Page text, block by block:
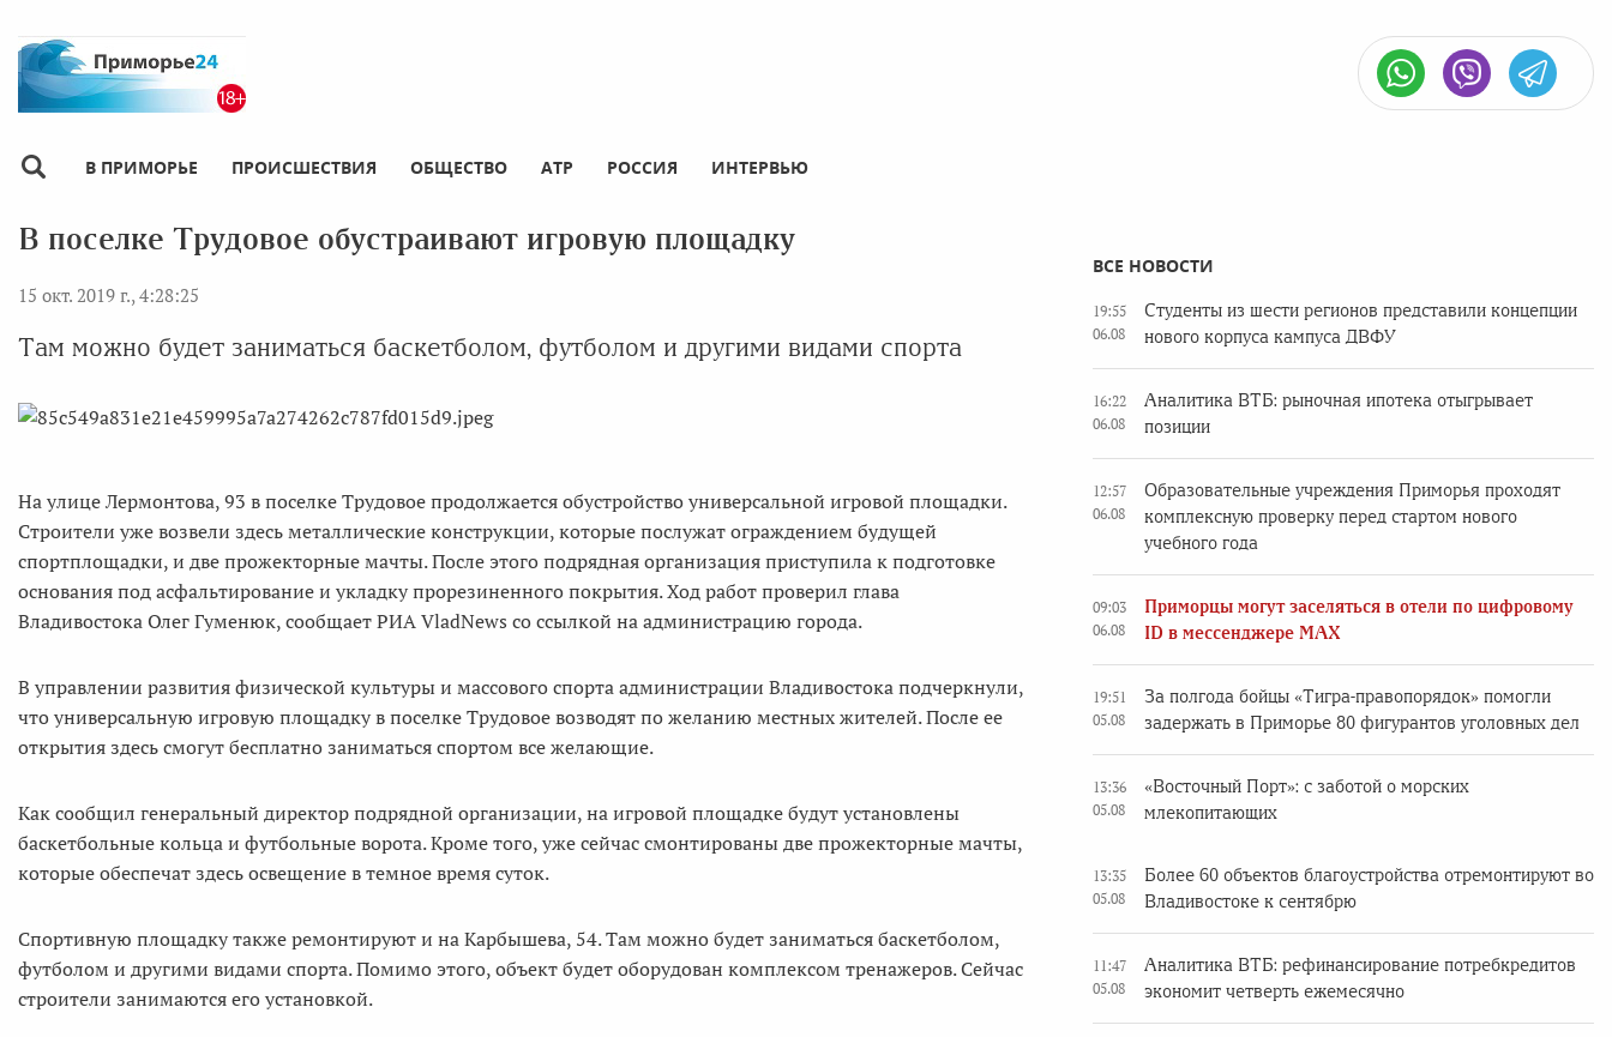
В ПРИМОРЬЕ ПРОИСШЕСТВИЯ ОБЩЕСТВО АТР РОССИЯ ИНТЕРВЬЮ
В поселке Трудовое обустраивают игровую площадку
15 окт. 2019 г., 4:28:25
Там можно будет заниматься баскетболом, футболом и другими видами спорта
На улице Лермонтова, 93 в поселке Трудовое продолжается обустройство универсальной игровой площадки.
Строители уже возвели здесь металлические конструкции, которые послужат ограждением будущей
спортплощадки, и две прожекторные мачты. После этого подрядная организация приступила к подготовке
основания под асфальтирование и укладку прорезиненного покрытия. Ход работ проверил глава
Владивостока Олег Гуменюк, сообщает РИА VladNews со ссылкой на администрацию города.
В управлении развития физической культуры и массового спорта администрации Владивостока подчеркнули,
что универсальную игровую площадку в поселке Трудовое возводят по желанию местных жителей. После ее
открытия здесь смогут бесплатно заниматься спортом все желающие.
Как сообщил генеральный директор подрядной организации, на игровой площадке будут установлены
баскетбольные кольца и футбольные ворота. Кроме того, уже сейчас смонтированы две прожекторные мачты,
которые обеспечат здесь освещение в темное время суток.
Спортивную площадку также ремонтируют и на Карбышева, 54. Там можно будет заниматься баскетболом,
футболом и другими видами спорта. Помимо этого, объект будет оборудован комплексом тренажеров. Сейчас
строители занимаются его установкой.
ВСЕ НОВОСТИ
19:55
06.08
Студенты из шести регионов представили концепции
нового корпуса кампуса ДВФУ
16:22
06.08
Аналитика ВТБ: рыночная ипотека отыгрывает
позиции
12:57
06.08
Образовательные учреждения Приморья проходят
комплексную проверку перед стартом нового
учебного года
09:03
06.08
Приморцы могут заселяться в отели по цифровому
ID в мессенджере MAX
19:51
05.08
За полгода бойцы «Тигра-правопорядок» помогли
задержать в Приморье 80 фигурантов уголовных дел
13:36
05.08
«Восточный Порт»: с заботой о морских
млекопитающих
13:35
05.08
Более 60 объектов благоустройства отремонтируют во
Владивостоке к сентябрю
11:47
05.08
Аналитика ВТБ: рефинансирование потребкредитов
экономит четверть ежемесячно